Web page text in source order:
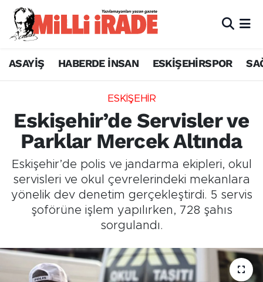
ASAYİŞ HABERDE İNSAN ESKİŞEHİRSPOR
ESKİŞEHİR
Eskişehir’de Servisler ve
Parklar Mercek Altında
Eskişehir’de polis ve jandarma ekipleri, okul
servisleri ve okul çevrelerindeki mekanlara
yönelik dev denetim gerçekleştirdi. 5 servis
şoförüne işlem yapılırken, 728 şahıs
sorgulandı.